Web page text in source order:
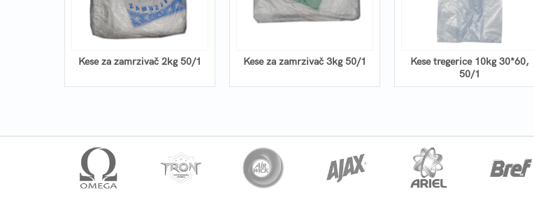
Kese za zamrzivač 2kg 50/1 Kese za zamrzivač 3kg 50/1
Kese tregerice 10kg 30*60,
50/1